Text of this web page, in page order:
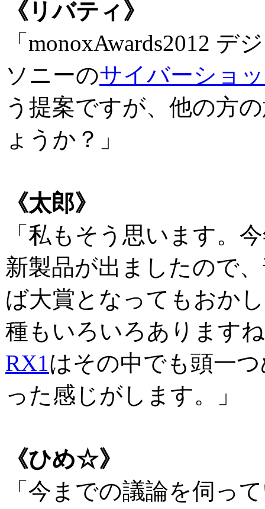
《リバティ》
「monoxAwards2012 デ
ソニーのサイバーショ
う提案ですが、他の方
ょうか？」
《太郎》
「私もそう思います。
新製品が出ましたので
ば大賞となってもおか
種もいろいろあります
RX1はその中でも頭一
った感じがします。」
《ひめ☆》
「今までの議論を伺っ